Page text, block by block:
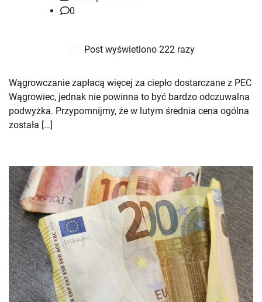
0
Post wyświetlono 222 razy
Wągrowczanie zapłacą więcej za ciepło dostarczane z PEC
Wągrowiec, jednak nie powinna to być bardzo odczuwalna
podwyżka. Przypomnijmy, że w lutym średnia cena ogólna
została […]